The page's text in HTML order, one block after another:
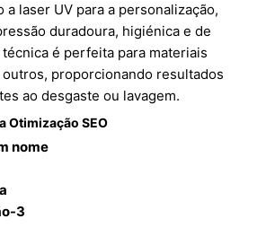
a laser UV para a personalização,
duradoura, higiénica e de
é perfeita para materiais
proporcionando resultados
ao desgaste ou lavagem.
Otimização SEO
nome
3